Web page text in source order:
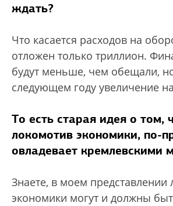
ждать?
Что касается расходов на
отложен только триллион.
будут меньше, чем обещали,
следующем году увеличение
То есть старая идея о
локомотив экономики, по-
овладевает кремлевскими
Знаете, в моем представлении
экономики могут и должны